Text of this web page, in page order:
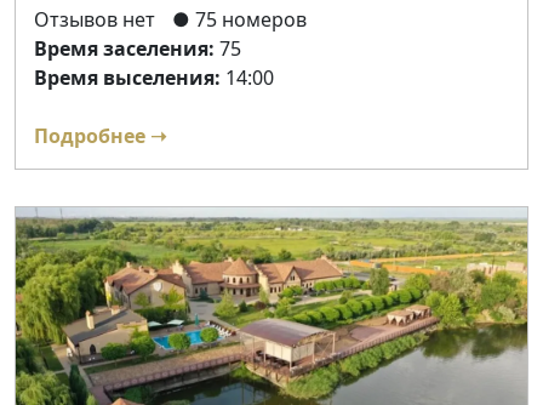
Отзывов нет
● 75 номеров
Время заселения: 75
Время выселения: 14:00
Подробнее ➝